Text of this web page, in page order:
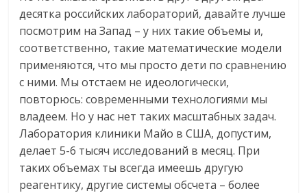
десятка российских лабораторий, давайте лучше
посмотрим на Запад – у них такие объемы и,
соответственно, такие математические модели
применяются, что мы просто дети по сравнению
с ними. Мы отстаем не идеологически,
повторюсь: современными технологиями мы
владеем. Но у нас нет таких масштабных задач.
Лаборатория клиники Майо в США, допустим,
делает 5-6 тысяч исследований в месяц. При
таких объемах ты всегда имеешь другую
реагентику, другие системы обсчета – более